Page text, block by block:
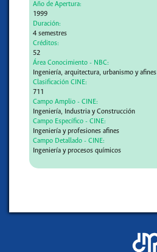
Año de Apertura:
1999
Duración:
4 semestres
Créditos:
52
Área Conocimiento - NBC:
Ingeniería, arquitectura, urbanismo y afines
Clasificación CINE:
711
Campo Amplio - CINE:
Ingeniería, Industria y Construcción
Campo Específico - CINE:
Ingeniería y profesiones afines
Campo Detallado - CINE:
Ingeniería y procesos químicos